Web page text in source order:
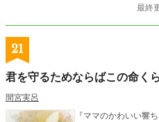
最終
21
君を守るためならばこの命く
間宮実呂
『ママのかわいい響